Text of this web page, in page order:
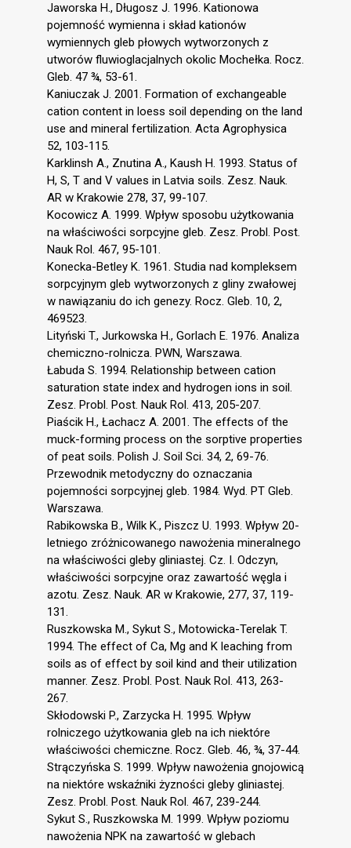
Jaworska H., Długosz J. 1996. Kationowa
pojemność wymienna i skład kationów
wymiennych gleb płowych wytworzonych z
utworów fluwioglacjalnych okolic Mochełka. Rocz.
Gleb. 47 ¾, 53-61.
Kaniuczak J. 2001. Formation of exchangeable
cation content in loess soil depending on the land
use and mineral fertilization. Acta Agrophysica
52, 103-115.
Karklinsh A., Znutina A., Kaush H. 1993. Status of
H, S, T and V values in Latvia soils. Zesz. Nauk.
AR w Krakowie 278, 37, 99-107.
Kocowicz A. 1999. Wpływ sposobu użytkowania
na właściwości sorpcyjne gleb. Zesz. Probl. Post.
Nauk Rol. 467, 95-101.
Konecka-Betley K. 1961. Studia nad kompleksem
sorpcyjnym gleb wytworzonych z gliny zwałowej
w nawiązaniu do ich genezy. Rocz. Gleb. 10, 2,
469523.
Lityński T., Jurkowska H., Gorlach E. 1976. Analiza
chemiczno-rolnicza. PWN, Warszawa.
Łabuda S. 1994. Relationship between cation
saturation state index and hydrogen ions in soil.
Zesz. Probl. Post. Nauk Rol. 413, 205-207.
Piaścik H., Łachacz A. 2001. The effects of the
muck-forming process on the sorptive properties
of peat soils. Polish J. Soil Sci. 34, 2, 69-76.
Przewodnik metodyczny do oznaczania
pojemności sorpcyjnej gleb. 1984. Wyd. PT Gleb.
Warszawa.
Rabikowska B., Wilk K., Piszcz U. 1993. Wpływ 20-
letniego zróżnicowanego nawożenia mineralnego
na właściwości gleby gliniastej. Cz. I. Odczyn,
właściwości sorpcyjne oraz zawartość węgla i
azotu. Zesz. Nauk. AR w Krakowie, 277, 37, 119-
131.
Ruszkowska M., Sykut S., Motowicka-Terelak T.
1994. The effect of Ca, Mg and K leaching from
soils as of effect by soil kind and their utilization
manner. Zesz. Probl. Post. Nauk Rol. 413, 263-
267.
Skłodowski P., Zarzycka H. 1995. Wpływ
rolniczego użytkowania gleb na ich niektóre
właściwości chemiczne. Rocz. Gleb. 46, ¾, 37-44.
Strączyńska S. 1999. Wpływ nawożenia gnojowicą
na niektóre wskaźniki żyzności gleby gliniastej.
Zesz. Probl. Post. Nauk Rol. 467, 239-244.
Sykut S., Ruszkowska M. 1999. Wpływ poziomu
nawożenia NPK na zawartość w glebach